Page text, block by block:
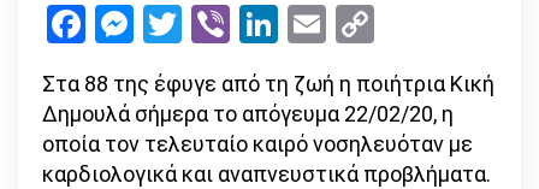
Ελληνίδα
Κική
Δημουλά
Facebook
Messenger
Twitter
ViberLinkedIn
Email
Link
Στα 88 της έφυγε από τη ζωή η ποιήτρια Κική
Δημουλά σήμερα το απόγευμα 22/02/20, η
οποία τον τελευταίο καιρό νοσηλευόταν με
καρδιολογικά και αναπνευστικά προβλήματα.